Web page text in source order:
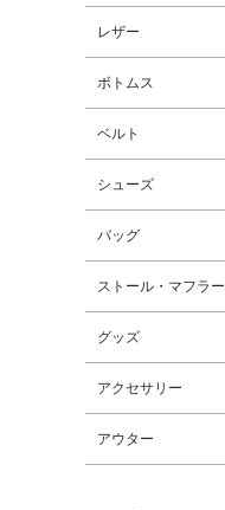
レザー
ボトムス
ベルト
シューズ
バッグ
ストール・マフラー
グッズ
アクセサリー
アウター